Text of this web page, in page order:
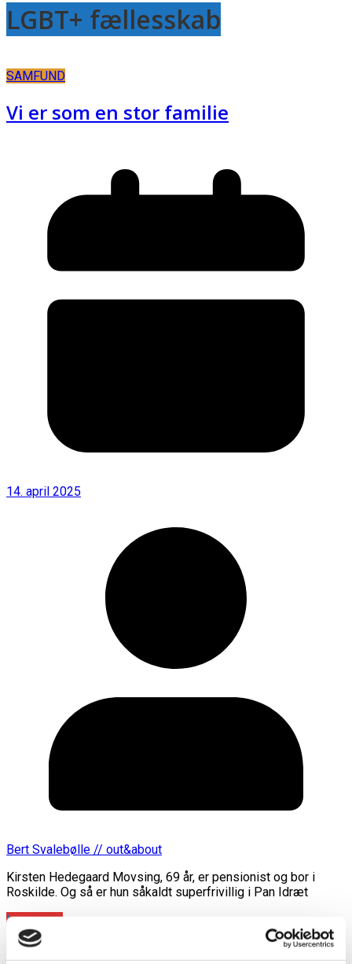
LGBT+ fællesskab
SAMFUND
Vi er som en stor familie
14. april 2025
Bert Svalebølle // out&about
Kirsten Hedegaard Movsing, 69 år, er pensionist og bor i
Roskilde. Og så er hun såkaldt superfrivillig i Pan Idræt
Læs mere
annonce